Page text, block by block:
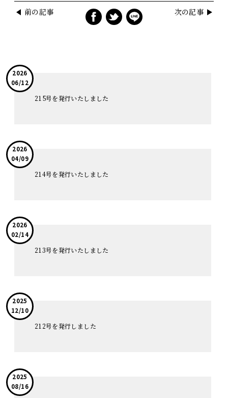
前の記事 次の記事
215号を発行いたしました
2026
06/12
214号を発行いたしました
2026
04/09
213号を発行いたしました
2026
02/14
212号を発行しました
2025
12/10
2025
08/16